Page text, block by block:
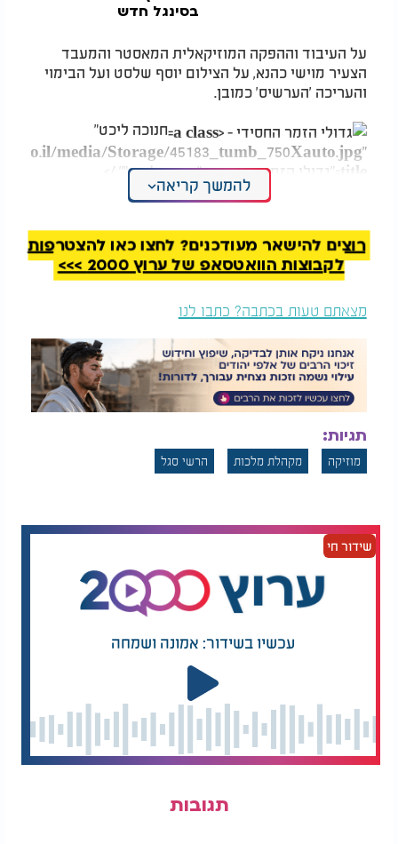
בסינגל חדש
על העיבוד וההפקה המוזיקאלית המאסטר והמעבד
הצעיר מוישי כהנא, על הצילום יוסף שלסט ועל הבימוי
והעריכה 'הערשיס' כמובן.
חנוכה ליכט"
media/Storage/45183_tumb_750Xauto.jpg"
title="גדולי הזמר החסידי - "חנוכה ליכט"" />
גדולי הזמר החסידי - "חנוכה ליכט"
להמשך קריאה
רוצים להישאר מעודכנים? לחצו כאן להצטרפות
לקבוצות הוואטסאפ של ערוץ 2000 >>>
מצאתם טעות בכתבה? כתבו לנו
תגיות:
מוזיקה מקהלת מלכות הרשי סגל
שידור חי
עכשיו בשידור: אמונה ושמחה
תגובות